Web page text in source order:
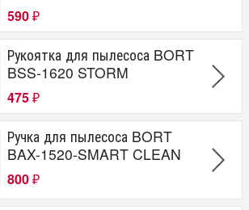
590 ₽
Рукоятка для пылесоса BORT
BSS-1620 STORM
475 ₽
Ручка для пылесоса BORT
BAX-1520-SMART CLEAN
800 ₽